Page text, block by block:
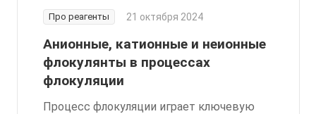
Про реагенты 21 октября 2024
Анионные, катионные и неионные
флокулянты в процессах
флокуляции
Процесс флокуляции играет ключевую